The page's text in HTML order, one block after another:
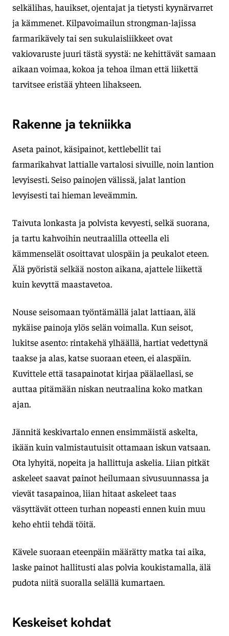
selkälihas, hauikset, ojentajat ja tietysti kyynärvarret
ja kämmenet. Kilpavoimailun strongman-lajissa
farmarikävely tai sen sukulaisliikkeet ovat
vakiovaruste juuri tästä syystä: ne kehittävät samaan
aikaan voimaa, kokoa ja tehoa ilman että liikettä
tarvitsee eristää yhteen lihakseen.
Rakenne ja tekniikka
Aseta painot, käsipainot, kettlebellit tai
farmarikahvat lattialle vartalosi sivuille, noin lantion
levyisesti. Seiso painojen välissä, jalat lantion
levyisesti tai hieman leveämmin.
Taivuta lonkasta ja polvista kevyesti, selkä suorana,
ja tartu kahvoihin neutraalilla otteella eli
kämmenselät osoittavat ulospäin ja peukalot eteen.
Älä pyöristä selkää noston aikana, ajattele liikettä
kuin kevyttä maastavetoa.
Nouse seisomaan työntämällä jalat lattiaan, älä
nykäise painoja ylös selän voimalla. Kun seisot,
lukitse asento: rintakehä ylhäällä, hartiat vedettynä
taakse ja alas, katse suoraan eteen, ei alaspäin.
Kuvittele että tasapainotat kirjaa päälaellasi, se
auttaa pitämään niskan neutraalina koko matkan
ajan.
Jännitä keskivartalo ennen ensimmäistä askelta,
ikään kuin valmistautuisit ottamaan iskun vatsaan.
Ota lyhyitä, nopeita ja hallittuja askelia. Liian pitkät
askeleet saavat painot heilumaan sivusuunnassa ja
vievät tasapainoa, liian hitaat askeleet taas
väsyttävät otteen turhan nopeasti ennen kuin muu
keho ehtii tehdä töitä.
Kävele suoraan eteenpäin määrätty matka tai aika,
laske painot hallitusti alas polvia koukistamalla, älä
pudota niitä suoralla selällä kumartaen.
Keskeiset kohdat